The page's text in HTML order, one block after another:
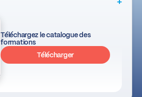
Téléchargez le catalogue des
formations
Télécharger